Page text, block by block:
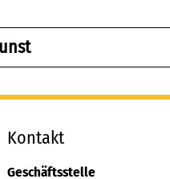
Kontakt
Geschäftsstelle